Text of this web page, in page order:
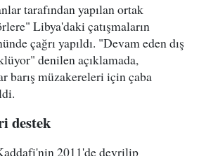
tarafından yapılan ortak
Libya'daki çatışmaların
çağrı yapıldı. "Devam eden dış
denilen açıklamada,
barış müzakereleri için çaba
destek
2011'de devrilip